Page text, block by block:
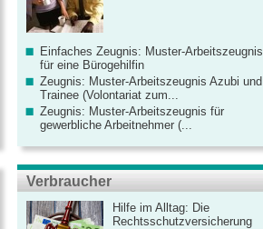
Einfaches Zeugnis: Muster-Arbeitszeugnis
für eine Bürogehilfin
Zeugnis: Muster-Arbeitszeugnis Azubi und
Trainee (Volontariat zum...
Zeugnis: Muster-Arbeitszeugnis für
gewerbliche Arbeitnehmer (...
Verbraucher
Hilfe im Alltag: Die
Rechtsschutzversicherung